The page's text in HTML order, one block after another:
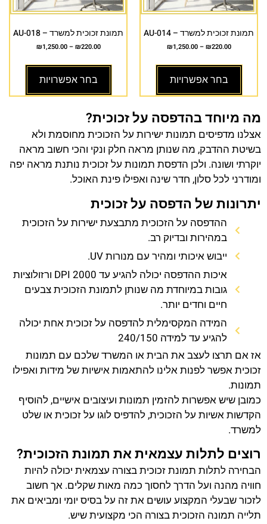
תמונת זכוכית למשרד – AU-014
₪220.00
–
₪1,250.00
בחר אפשרויות
תמונת זכוכית למשרד – AU-018
₪220.00
–
₪1,250.00
בחר אפשרויות
מה מיוחד בהדפסה על זכוכית?
אצלנו מדפיסים תמונות ישירות על הזכוכית מחוסמת ולא
בשיטת ההדבק, מה שנותן מראה חלק ונקי והכי חשוב מראה
יוקרתי ושונה. ולכן הדפסת תמונות על זכוכית נותנת מראה יפה
ומודרני לכל סלון, חדר שינה ואפילו פינת האוכל.
יתרונות של הדפסה על זכוכית
ההדפסה על הזכוכית מתבצעת ישירות על הזכוכית
במהירות ובדיוק רב.
ייבוש איכותי ומהיר עם מנורות UV.
איכות ההדפסה יכולה להגיע עד 2000 DPI ורזולוציות
גובות במיוחדת מה שנותן לתמונת הזכוכית צבעים
חיים וחדים יותר.
המידה המקסימלית להדפסה על זכוכית אחת יכולה
להגיע עד למידה 240/150
אז אם תרצו לעצב את הבית או המשרד שלכם עם תמונות
זכוכית אפשר לפנות אלינו להתאמות אישיות של מידות ואפילו
תמונות.
כמובן שיש אפשרות להזמין תמונות ועיצובים אישיים, להוסיף
הקדשות אשיות על הזכוכית, להדפיס לוגו על זכוכית או שלט
למשרד.
רוצים לתלות עצמאית את תמונת הזכוכית?
הבחירה לתלות תמונת זכוכית בצורה עצמאית יכולה להיות
חוויה מהנה ועל הדרך לחסוך כמה מאות שקלים. אך חשוב
לזכור שבעלי המקצוע עושים את זה על בסיס יומי ומביאים את
תלייה תמונה הזכוכית בצורה הכי מקצועית שיש.